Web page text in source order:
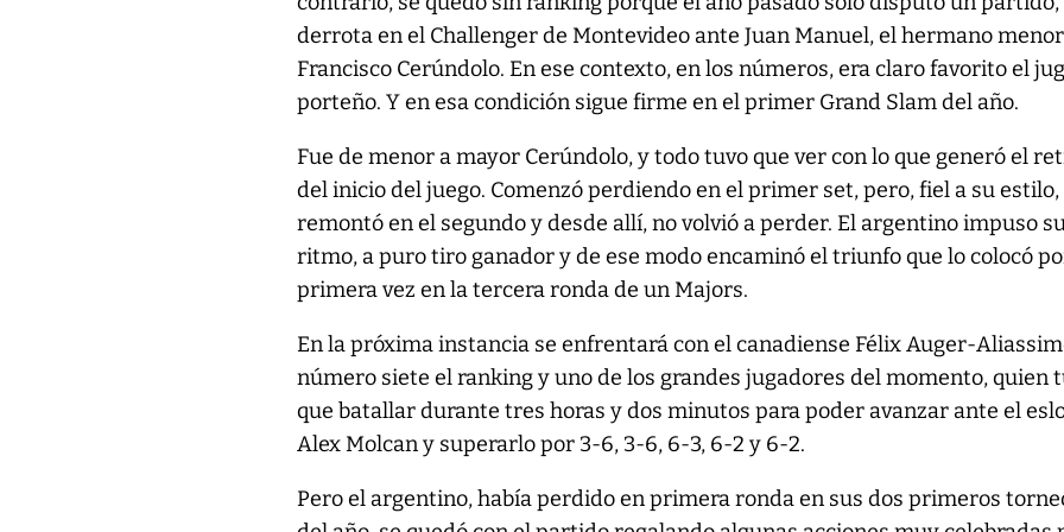
derrota en el Challenger de Montevideo ante Juan Manuel, el hermano
Francisco Cerúndolo. En ese contexto, en los números, era claro favorito el
porteño. Y en esa condición sigue firme en el primer Grand Slam del año.
Fue de menor a mayor Cerúndolo, y todo tuvo que ver con lo que generó el
del inicio del juego. Comenzó perdiendo en el primer set, pero, fiel a su estilo,
remontó en el segundo y desde allí, no volvió a perder. El argentino impuso
ritmo, a puro tiro ganador y de ese modo encaminó el triunfo que lo colocó
primera vez en la tercera ronda de un Majors.
En la próxima instancia se enfrentará con el canadiense Félix Auger-
número siete el ranking y uno de los grandes jugadores del momento, quien
que batallar durante tres horas y dos minutos para poder avanzar ante el
Alex Molcan y superarlo por 3-6, 3-6, 6-3, 6-2 y 6-2.
Pero el argentino, había perdido en primera ronda en sus dos primeros